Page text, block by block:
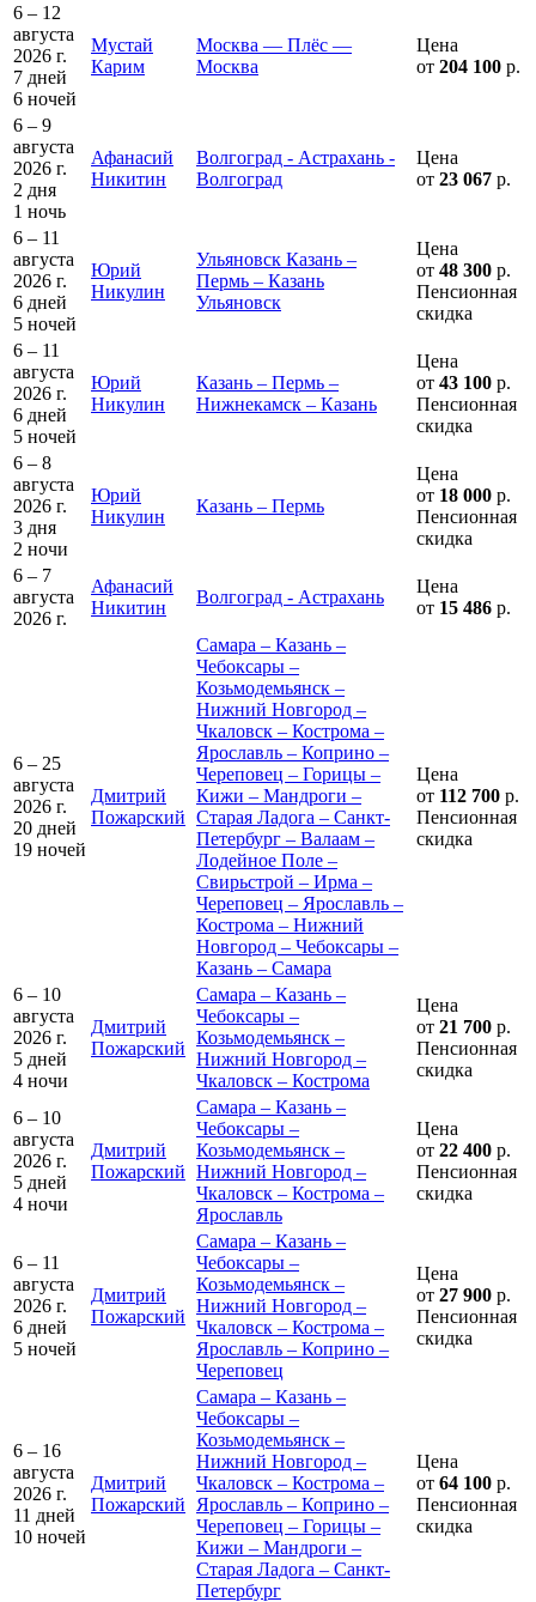
6 – 12
августа
2026 г.
7 дней
6 ночей
Мустай
Карим
Москва — Плёс —
Москва
Цена
от 204 100 р.
6 – 9
августа
2026 г.
2 дня
1 ночь
Афанасий
Никитин
Волгоград - Астрахань -
Волгоград
Цена
от 23 067 р.
6 – 11
августа
2026 г.
6 дней
5 ночей
Юрий
Никулин
Ульяновск Казань –
Пермь – Казань
Ульяновск
Цена
от 48 300 р.
Пенсионная
скидка
6 – 11
августа
2026 г.
6 дней
5 ночей
Юрий
Никулин
Казань – Пермь –
Нижнекамск – Казань
Цена
от 43 100 р.
Пенсионная
скидка
6 – 8
августа
2026 г.
3 дня
2 ночи
Юрий
Никулин
Казань – Пермь
Цена
от 18 000 р.
Пенсионная
скидка
6 – 7
августа
2026 г.
Афанасий
Никитин
Волгоград - Астрахань
Цена
от 15 486 р.
6 – 25
августа
2026 г.
20 дней
19 ночей
Дмитрий
Пожарский
Самара – Казань –
Чебоксары –
Козьмодемьянск –
Нижний Новгород –
Чкаловск – Кострома –
Ярославль – Коприно –
Череповец – Горицы –
Кижи – Мандроги –
Старая Ладога – Санкт-
Петербург – Валаам –
Лодейное Поле –
Свирьстрой – Ирма –
Череповец – Ярославль –
Кострома – Нижний
Новгород – Чебоксары –
Казань – Самара
Цена
от 112 700 р.
Пенсионная
скидка
6 – 10
августа
2026 г.
5 дней
4 ночи
Дмитрий
Пожарский
Самара – Казань –
Чебоксары –
Козьмодемьянск –
Нижний Новгород –
Чкаловск – Кострома
Цена
от 21 700 р.
Пенсионная
скидка
6 – 10
августа
2026 г.
5 дней
4 ночи
Дмитрий
Пожарский
Самара – Казань –
Чебоксары –
Козьмодемьянск –
Нижний Новгород –
Чкаловск – Кострома –
Ярославль
Цена
от 22 400 р.
Пенсионная
скидка
6 – 11
августа
2026 г.
6 дней
5 ночей
Дмитрий
Пожарский
Самара – Казань –
Чебоксары –
Козьмодемьянск –
Нижний Новгород –
Чкаловск – Кострома –
Ярославль – Коприно –
Череповец
Цена
от 27 900 р.
Пенсионная
скидка
6 – 16
августа
2026 г.
11 дней
10 ночей
Дмитрий
Пожарский
Самара – Казань –
Чебоксары –
Козьмодемьянск –
Нижний Новгород –
Чкаловск – Кострома –
Ярославль – Коприно –
Череповец – Горицы –
Кижи – Мандроги –
Старая Ладога – Санкт-
Петербург
Цена
от 64 100 р.
Пенсионная
скидка